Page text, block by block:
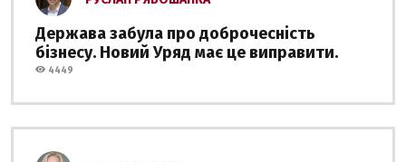
Держава забула про доброчесність
бізнесу. Новий Уряд має це виправити.
4449